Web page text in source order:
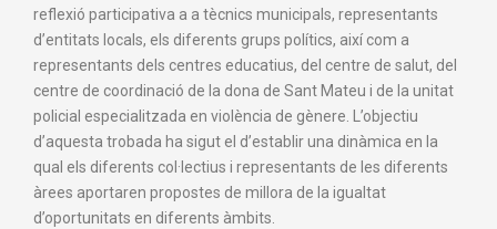
reflexió participativa a a tècnics municipals, representants
d’entitats locals, els diferents grups polítics, així com a
representants dels centres educatius, del centre de salut, del
centre de coordinació de la dona de Sant Mateu i de la unitat
policial especialitzada en violència de gènere. L’objectiu
d’aquesta trobada ha sigut el d’establir una dinàmica en la
qual els diferents col·lectius i representants de les diferents
àrees aportaren propostes de millora de la igualtat
d’oportunitats en diferents àmbits.